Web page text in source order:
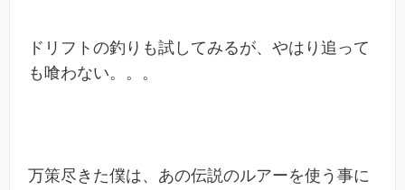
ドリフトの釣りも試してみるが、やはり追って
も喰わない。。。
万策尽きた僕は、あの伝説のルアーを使う事に